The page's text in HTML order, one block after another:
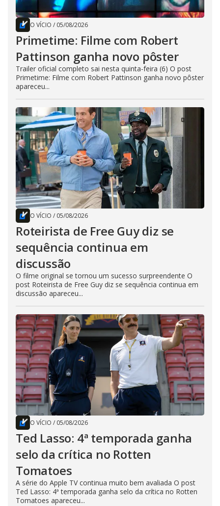
O VÍCIO / 05/08/2026
Primetime: Filme com Robert
Pattinson ganha novo pôster
Trailer oficial completo sai nesta quinta-feira (6) O post
Primetime: Filme com Robert Pattinson ganha novo pôster
apareceu...
O VÍCIO / 05/08/2026
Roteirista de Free Guy diz se
sequência continua em
discussão
O filme original se tornou um sucesso surpreendente O
post Roteirista de Free Guy diz se sequência continua em
discussão apareceu...
O VÍCIO / 05/08/2026
Ted Lasso: 4ª temporada ganha
selo da crítica no Rotten
Tomatoes
A série do Apple TV continua muito bem avaliada O post
Ted Lasso: 4ª temporada ganha selo da crítica no Rotten
Tomatoes apareceu...